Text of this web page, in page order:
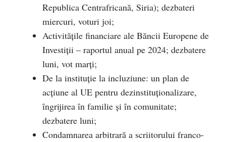
Republica Centrafricană, Siria); dezbateri
miercuri, voturi joi;
Activitățile financiare ale Băncii Europene de
Investiții – raportul anual pe 2024; dezbatere
luni, vot marți;
De la instituție la incluziune: un plan de
acțiune al UE pentru dezinstituționalizare,
îngrijirea în familie și în comunitate;
dezbatere luni;
Condamnarea arbitrară a scriitorului franco-